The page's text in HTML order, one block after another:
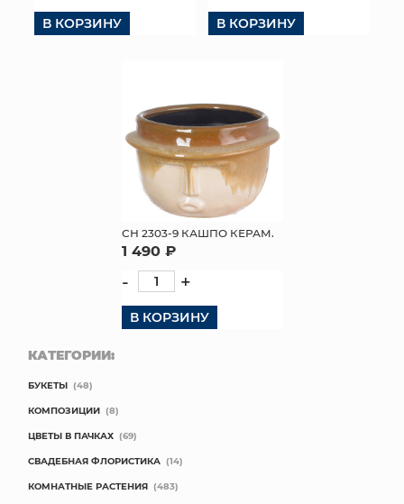
В КОРЗИНУ В КОРЗИНУ
СН 2303-9 КАШПО КЕРАМ.
1 490 ₽
- +
В КОРЗИНУ
КАТЕГОРИИ:
БУКЕТЫ (48)
КОМПОЗИЦИИ (8)
ЦВЕТЫ В ПАЧКАХ (69)
СВАДЕБНАЯ ФЛОРИСТИКА (14)
КОМНАТНЫЕ РАСТЕНИЯ (483)